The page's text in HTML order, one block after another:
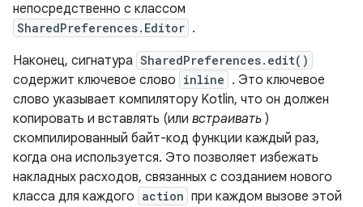
непосредственно с классом
SharedPreferences.Editor .
Наконец, сигнатура SharedPreferences.edit()
содержит ключевое слово inline . Это ключевое
слово указывает компилятору Kotlin, что он должен
копировать и вставлять (или встраивать )
скомпилированный байт-код функции каждый раз,
когда она используется. Это позволяет избежать
накладных расходов, связанных с созданием нового
класса для каждого action при каждом вызове этой